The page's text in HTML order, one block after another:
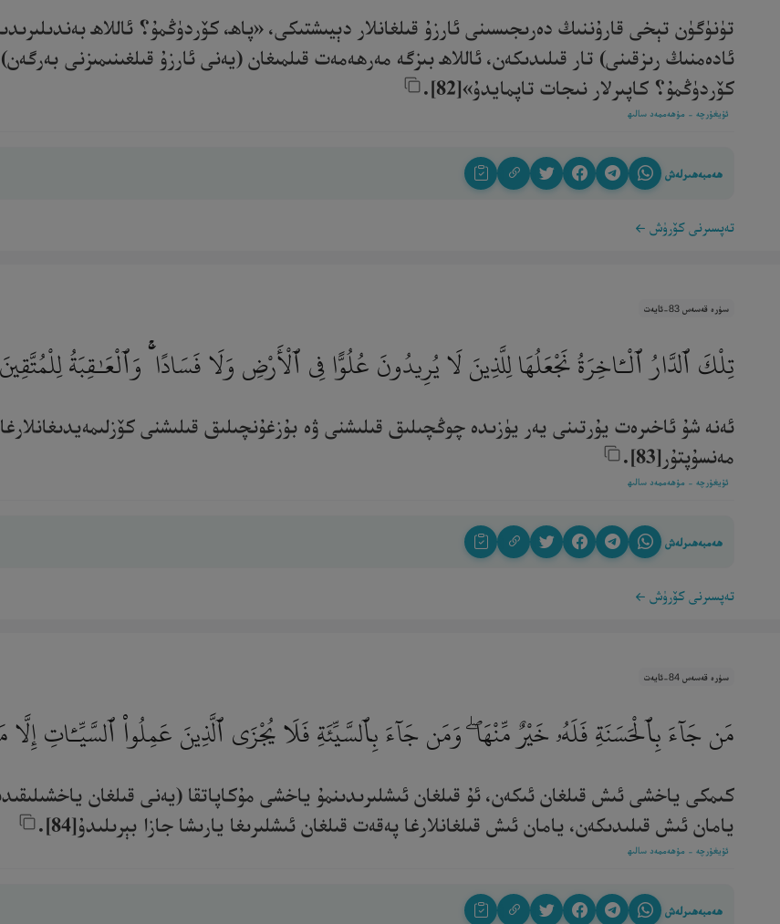
تۈنۈگۈن تېخى قارۇننىڭ دەرىجىسىنى ئارزۇ قىلغانلار دېيىشتىكى، «پاھ، كۆردۈڭمۇ؟ ئاللاھ
ئادەمنىڭ رىزقىنى) تار قىلىدىكەن، ئاللاھ بىزگە مەرھەمەت قىلمىغان (يەنى ئارزۇ قىلغىنىمىزنى
كۆردۈڭمۇ؟ كاپىرلار نىجات تاپمايدۇ»[82].‎
ئۇيغۇرچە - مۇھەممەد سالىھ
ھەمبەھىرلەش
تەپسىرنى كۆرۈش
سۈرە قەسەس 83-ئايەت
تِلْكَ ٱلدَّارُ ٱلْـَٔاخِرَةُ نَجْعَلُهَا لِلَّذِينَ لَا يُرِيدُونَ عُلُوًّا فِى ٱلْأَرْضِ وَلَا فَسَادًا ۚ وَٱلْعَـٰقِبَةُ لِلْمُتَّقِينَ
ئەنە شۇ ئاخىرەت يۇرتىنى يەر يۈزىدە چوڭچىلىق قىلىشنى ۋە بۇزغۇنچىلىق قىلىشنى
مەنسۇپتۇر[83].‎
ئۇيغۇرچە - مۇھەممەد سالىھ
ھەمبەھىرلەش
تەپسىرنى كۆرۈش
سۈرە قەسەس 84-ئايەت
مَن جَآءَ بِٱلْحَسَنَةِ فَلَهُۥ خَيْرٌ مِّنْهَا ۖ وَمَن جَآءَ بِٱلسَّيِّئَةِ فَلَا يُجْزَى ٱلَّذِينَ عَمِلُوا۟ ٱلسَّيِّـَٔاتِ إِلَّا
كىمكى ياخشى ئىش قىلغان ئىكەن، ئۇ قىلغان ئىشلىرىدىنمۇ ياخشى مۇكاپاتقا (يەنى قىلغان
يامان ئىش قىلىدىكەن، يامان ئىش قىلغانلارغا پەقەت قىلغان ئىشلىرىغا يارىشا جازا بېرىلىدۇ[84].‎
ئۇيغۇرچە - مۇھەممەد سالىھ
ھەمبەھىرلەش